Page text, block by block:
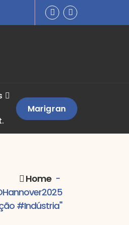
Marigran
Home-
#Indústria"